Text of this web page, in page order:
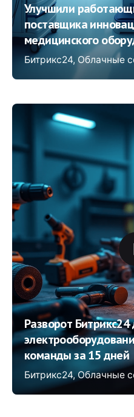
Улучшили
поставщика
медицинского
Битрикс24 Облачные
Разворот
команды за 15 дней
Битрикс24 Облачные